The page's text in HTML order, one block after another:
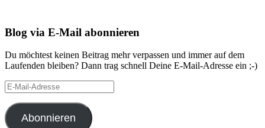
Blog via E-Mail abonnieren
Du möchtest keinen Beitrag mehr verpassen und immer auf dem
Laufenden bleiben? Dann trag schnell Deine E-Mail-Adresse ein ;-)
E-
Mail-
Adresse
Abonnieren